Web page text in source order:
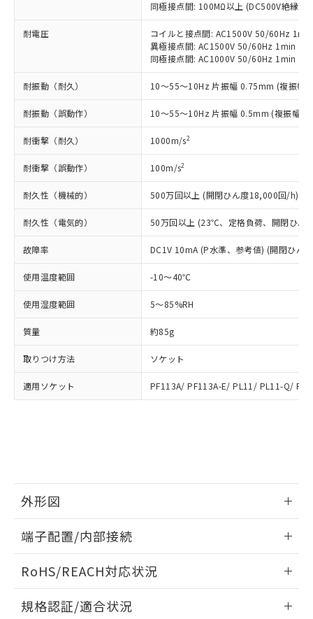
同極接点間: 100MΩ以上 (DC500V絶縁抵
耐電圧
コイルと接点間: AC1500V 50/60Hz 1min
異極接点間: AC1500V 50/60Hz 1min
同極接点間: AC1000V 50/60Hz 1min
耐振動（耐久） 10～55～10Hz 片振幅 0.75mm (複振幅
耐振動（誤動作） 10～55～10Hz 片振幅 0.5mm (複振幅
耐衝撃（耐久） 1000m/s2
耐衝撃（誤動作） 100m/s2
耐久性（機械的） 500万回以上 (開閉ひん度18,000回/h)
耐久性（電気的） 50万回以上 (23℃、定格負荷、開閉ひん
故障率 DC1V 10mA (P水準、参考値) (開閉ひん
使用温度範囲 -10～40℃
使用湿度範囲 5～85%RH
質量 約85g
取りつけ方法 ソケット
適用ソケット PF113A/ PF113A-E/ PL11/ PL11-Q/
外形図
外形図
端子配置/内部接続
端子配置/内部接続
RoHS/REACH対応状況
規格認証/適合状況
記載している更新日時点での社内デー
タに基づき作成されるものであり、閲
覧された時点での実際の在庫および標
準価格とは異なる場合があることをご
了承ください。
正式な納期状況および標準価格はお客
様のお取引先、またはお客様担当のオ
ムロン制御機器販売店・当社販売員に
ご相談ください。
オムロン制御機器販売店や当社販売拠
販売ネットワーク
」をご確認
ください。
在庫状況および標準価格結果を当社の
事前の承諾なく第三者に漏洩または開
示しないようお願いします。
マイパーツ機能（部品リスト作成サー
ビス）をご利用いただくには、I-Web
メンバーズにご登録されている必要が
お客様が当ウェブサイト上で当社にご
および当社の共同利用者が、当社の製
品・サービスに関するお客様との取
引・商談に必要な範囲で利用すること
をご了承ください。
※当社の共同利用者とは、"個人情報
の共同利用に関して"
の「1.共同利
用者の範囲」に記載されている法人を
*EU RoHS指令（10物質）：
鉛(Pb) 1000ppm以下、 水銀(Hg) 1000ppm以下、 カド
ミウム(Cd) 100ppm以下、
六価クロム(Cr(Ⅵ)) 1000ppm以下、ポリ臭化ビフェニル
類(PBB) 1000ppm以下、ポリ臭化ジフェニルエーテル類
(PBDE) 1000ppm以下、フタル酸ビス(2-エチルヘキシ
ル) (DEHP)(別名：DOP) 1000ppm以下、フタル酸ブチ
ルベンジル（BBP） 1000ppm以下、フタル酸ジブチル
但し、RoHS指令で産業用監視および制御機器に対する
フタル酸エステル類の４物質については閾値を超える意
図的な使用がないことを確認しています。
※2 対応予定月
部品在庫の切り替え状況などにより、予定
月が前後することがあります。
※3 非含有証明書ダウンロード
下記の非含有証明書をダウンロードするこ
EU RoHS指令（10物質）の非含有証明書
51物質の非含有証明書（当社基準）
※本証明書は発行日時点で非含有を証明す
欄に対応日を記載しておりました。
既に当社にて対応品への在庫切替を完了
り、2022年1月12日より割愛しておりま
す。
*中国RoHS10物質の基準値 (GB/T26572)：
Pb(鉛) :1000ppm、 Hg(水銀) : 1000ppm、 Cd(カドミウ
Cr(Ⅵ)(六価クロム) : 1000ppm、 PBBs(ポリ臭化ビフェ
ニル類) : 1000ppm、 PBDEs(ポリ臭化ジフェニルエーテ
DBP(フタル酸ジブチル) : 1000ppm、 DIBP(フタル酸ジ
イソブチル) : 1000ppm、 BBP(フタル酸ブチルベンジ
ル) : 1000ppm、
DEHP(フタル酸ビス(2-エチルヘキシル)) : 1000ppm
※2 環境保護使用期限
「ｅ」：有害物質（10物質）のすべてが基
準値以下であることを示します。
「10」：通常の使用状況下において有害物
質が外部に漏えいし、環境に深刻な影響を
及ぼさない年数を意味します。
「－」：未確認です。当社販売部門へお問
い合わせください。
または国外への提供する場合は、日本
国政府の輸出許可(または役務取引許
可)を取得するなどの必要な手続きを
当社は規制貨物を破棄する場合は、完
全に破砕するなど、違法に輸出されな
いよう必要な手段を講じます。
当社は貴社製品を、核兵器、ミサイ
ル、化学兵器、生物兵器またはその他
武器並びにこれらの製造装置等に一切
使用いたしません。
当社は、貴社製品を第三者に販売する
場合は、上記1、2および3の内容を当
該第三者に通知します。また当社は、
販売先および販売に係わる関係者が違
法に輸出するおそれがある場合は、取
り引きをいたしません。
一定数以上の在庫あり
一定数には満たないが在庫あり
－
在庫なし(最新の在庫状況につ
いては、お客様のお取引先、ま
たはお客様担当のオムロン制御
機器販売店・当社販売員にご確
認ください)
空
受注生産機種、また在庫状況の
情報を公開していない機種